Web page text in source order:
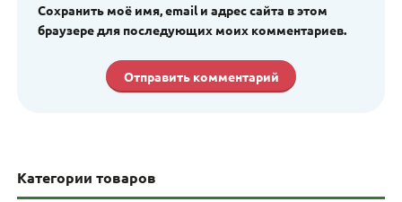
Сохранить моё имя, email и адрес сайта в этом
браузере для последующих моих комментариев.
Категории товаров